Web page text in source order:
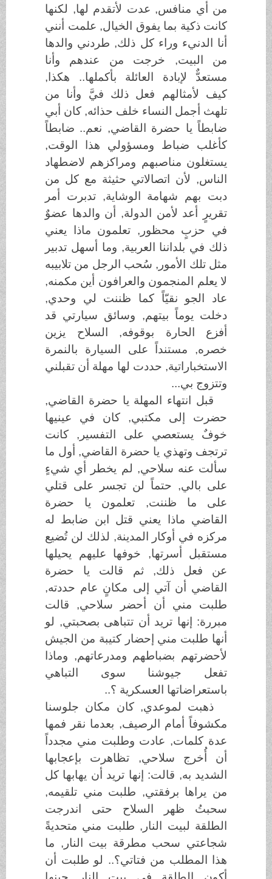
من أي منافس, عدت لأتقدم لها, لكنها
كانت ذكية بما يفوق الخيال, علمت أنني
أنا الدنيء وراء كل ذلك, طردني والدها
من البيت, خرجت من عندهم وأنا
مستعدٌّ لإبادة العائلة بأكملها.. هكذا,
كيف لأمثالهم فعل ذلك فيَّ وأنا من
تلهث أجمل النساء خلف حذائه, كان أبي
ضابطاً يا حضرة القاضي, نعم.. ضابطاً
كأغلب ضباط ومسؤولي هذا الوقت,
يستغلون مناصبهم ومراكزهم لاضطهاد
الناس, لأن اتصالاتي حثيثة مع كل من
دبت بهم شهامة الوشاية, تدبرت أمر
تقريرٍ أعد لأمن الدولة, أن والدها عضوٌ
في حزبٍ محظور, تعلمون ماذا يعني
ذلك في بلداننا العربية, وما أسهل تدبير
مثل تلك الأمور, سُحب الرجل من تلابيبه
لا يعلم المنجمون والعرافون أين مكمنه,
عاد الجو نقيّاً كما ظننت لي وحدي,
دخلت يوماً بيتهم, وسائق سيارتي قد
أفزع الحارة بوقوفه, السلاح يزين
خصره, مستنداً على السيارة بالنمرة
الاستخباراتية, حددت لها مهلة أن تقبلني
وتتزوج بي...
قبل انتهاء المهلة يا حضرة القاضي,
حضرت إلى مكتبي, كان في عينيها
خوفٌ يستعصي على التفسير, كانت
ترتجف وتهذي يا حضرة القاضي, أول ما
سألت عنه سلاحي, لم يخطر أي شيءٍ
على بالي, حتماً لن تجسر على قتلي
على ما ظننت, تعلمون يا حضرة
القاضي ماذا يعني قتل ابن ضابط له
مركزه في أوكار المدينة, لذلك لن تُضيع
مستقبل أسرتها, خوفها عليهم يحيلها
عن فعل ذلك, ثم قالت يا حضرة
القاضي أن آتي إلى مكانٍ عام حددته,
طلبت مني أن أحضر سلاحي, قالت
مبررة: إنها تريد أن تتباهى بصحبتي, لو
أنها طلبت مني إحضار كتيبة من الجيش
لأحضرتهم بضباطهم ومدرعاتهم, وماذا
تفعل جيوشنا سوى التباهي
باستعراضاتها العسكرية ؟..
ذهبت لموعدي, كان مكان جلوسنا
مكشوفاً أمام الرصيف, بعدما نقر فمها
عدة كلمات, عادت وطلبت مني مجدداً
أن أُخرج سلاحي, تظاهرت بإعجابها
الشديد به, قالت: إنها تريد أن يهابها كل
من يراها برفقتي, طلبت مني تلقيمه,
سحبتُ ظهر السلاح حتى اندرجت
الطلقة لبيت النار, طلبت مني متحديةً
شجاعتي سحب مطرقة بيت النار, ما
هذا المطلب من فتاتي؟.. لو طلبت أن